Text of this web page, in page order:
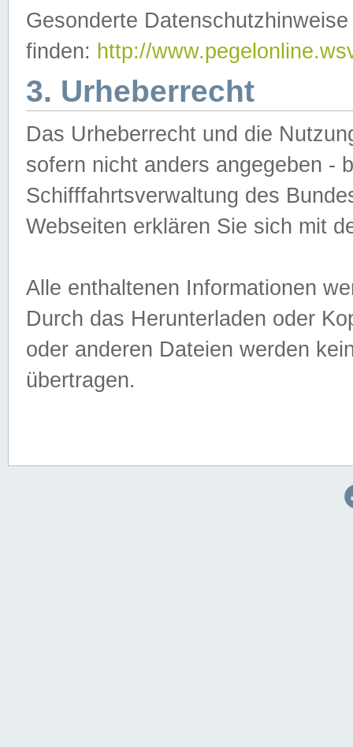
Gesonderte
finden: http://
3. Urheberrecht
Das Urheberrecht und die
sofern nicht anders angegeben -
Schifffahrtsverwaltung des
Webseiten erklären Sie sich mit
Alle enthaltenen Informationen
Durch das Herunterladen oder
oder anderen Dateien werden
übertragen.